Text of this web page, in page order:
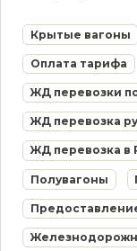
Крытые вагоны
Оплата тарифа
ЖД перевозки
ЖД перевозка
ЖД перевозка в
Полувагоны